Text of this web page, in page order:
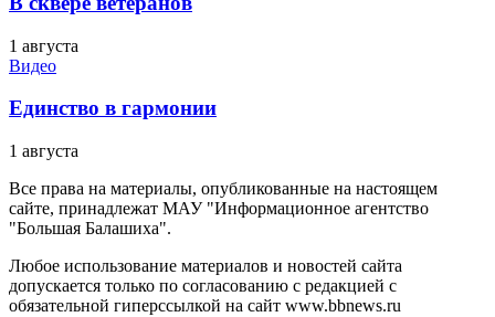
1 августа
Видео
Единство в гармонии
1 августа
Все права на материалы, опубликованные на настоящем
сайте, принадлежат МАУ "Информационное агентство
"Большая Балашиха".
Любое использование материалов и новостей сайта
допускается только по согласованию с редакцией с
обязательной гиперссылкой на сайт www.bbnews.ru